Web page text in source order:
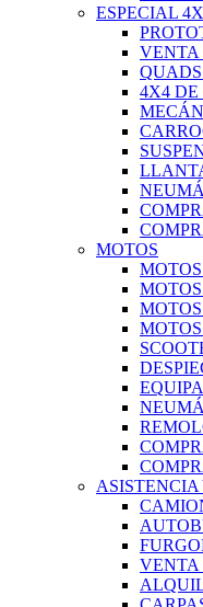
ESPECIAL
VENTA
4X4
MOTOS
MOTOS
ASISTENCIA
VENTA